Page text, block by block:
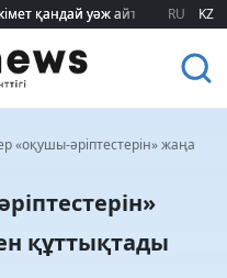
қандай уәж айтады?
қандай уәж айтады? RU KZ
«оқушы-әріптестерін» жаңа
құттықтады